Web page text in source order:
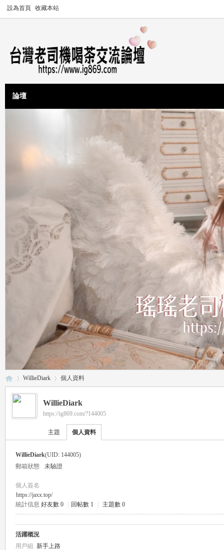
設為首頁 收藏本站
論壇
›
WillieDiark 個人資料
WillieDiark
https://ig869.com/?144005
主題 個人資料
WillieDiark(UID: 144005)
郵箱狀態
未驗證
個人簽名
https://jaxx.top/
統計信息 好友數 0 回帖數 1 主題數 0
活躍概況
用戶組 新手上路